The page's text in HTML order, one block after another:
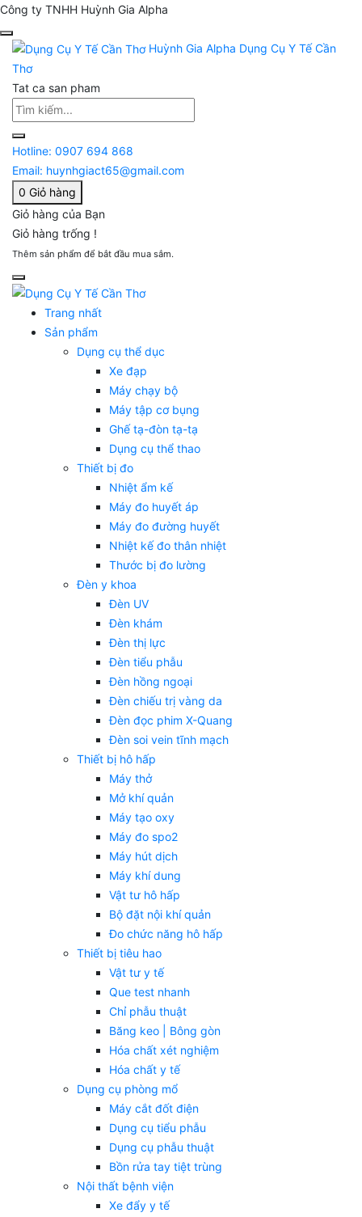
Công ty TNHH Huỳnh Gia Alpha
Huỳnh Gia Alpha Dụng Cụ Y Tế Cần
Thơ
Tat ca san pham
Hotline: 0907 694 868
Email: huynhgiact65@gmail.com
0 Giỏ hàng
Giỏ hàng của Bạn
Giỏ hàng trống !
Thêm sản phẩm để bắt đầu mua sắm.
Trang nhất
Sản phẩm
Dụng cụ thể dục
Xe đạp
Máy chạy bộ
Máy tập cơ bụng
Ghế tạ-đòn tạ-tạ
Dụng cụ thể thao
Thiết bị đo
Nhiệt ẩm kế
Máy đo huyết áp
Máy đo đường huyết
Nhiệt kế đo thân nhiệt
Thước bị đo lường
Đèn y khoa
Đèn UV
Đèn khám
Đèn thị lực
Đèn tiểu phẫu
Đèn hồng ngoại
Đèn chiếu trị vàng da
Đèn đọc phim X-Quang
Đèn soi vein tĩnh mạch
Thiết bị hô hấp
Máy thở
Mở khí quản
Máy tạo oxy
Máy đo spo2
Máy hút dịch
Máy khí dung
Vật tư hô hấp
Bộ đặt nội khí quản
Đo chức năng hô hấp
Thiết bị tiêu hao
Vật tư y tế
Que test nhanh
Chỉ phẫu thuật
Băng keo | Bông gòn
Hóa chất xét nghiệm
Hóa chất y tế
Dụng cụ phòng mổ
Máy cắt đốt điện
Dụng cụ tiểu phẫu
Dụng cụ phẫu thuật
Bồn rửa tay tiệt trùng
Nội thất bệnh viện
Xe đẩy y tế